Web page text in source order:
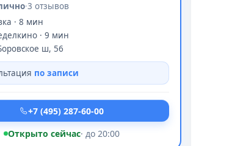
·3 отзывов
· 8 мин
· 9 мин
ш, 56
по записи
+7 (495) 287-60-00
Открыто сейчас· до 20:00